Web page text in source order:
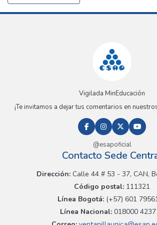
Vigilada MinEducación
¡Te invitamos a dejar tus comentarios en
@esapoficial
Contacto Sede
Dirección:Calle 44 # 53 - 37, CAN,
Código postal: 111321
Línea Bogotá:(+57) 601
Línea Nacional: 018000